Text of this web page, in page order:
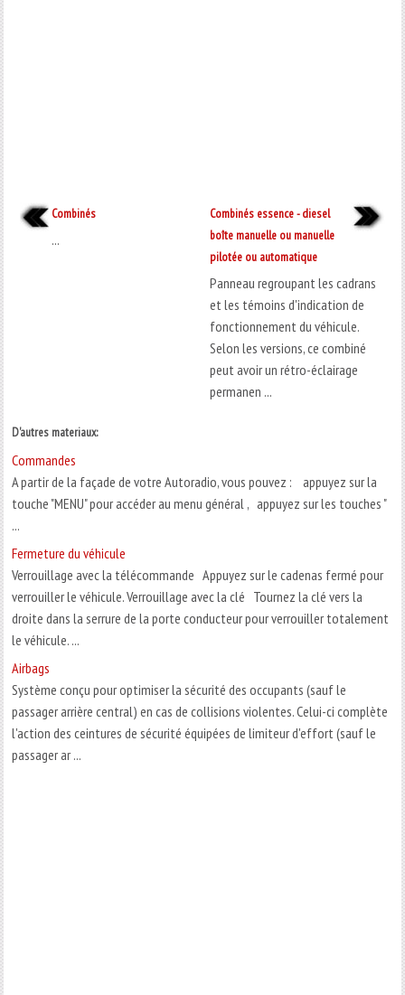
Combinés
...
Combinés essence - diesel
boîte manuelle ou manuelle
pilotée ou automatique
Panneau regroupant les cadrans
et les témoins d'indication de
fonctionnement du véhicule.
Selon les versions, ce combiné
peut avoir un rétro-éclairage
permanen ...
D'autres materiaux:
Commandes
A partir de la façade de votre Autoradio, vous pouvez : appuyez sur la
touche "MENU" pour accéder au menu général , appuyez sur les touches "
...
Fermeture du véhicule
Verrouillage avec la télécommande Appuyez sur le cadenas fermé pour
verrouiller le véhicule. Verrouillage avec la clé Tournez la clé vers la
droite dans la serrure de la porte conducteur pour verrouiller totalement
le véhicule. ...
Airbags
Système conçu pour optimiser la sécurité des occupants (sauf le
passager arrière central) en cas de collisions violentes. Celui-ci complète
l'action des ceintures de sécurité équipées de limiteur d'effort (sauf le
passager ar ...